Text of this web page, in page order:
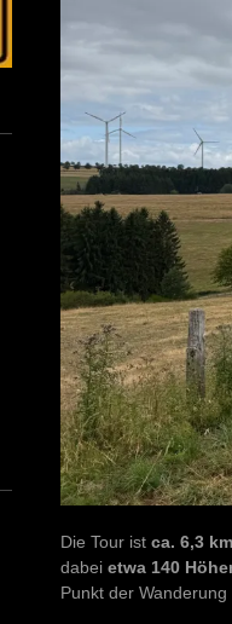
Die Tour ist ca. 6,3
dabei etwa 140
Punkt der